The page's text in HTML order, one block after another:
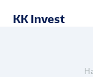
KK Invest